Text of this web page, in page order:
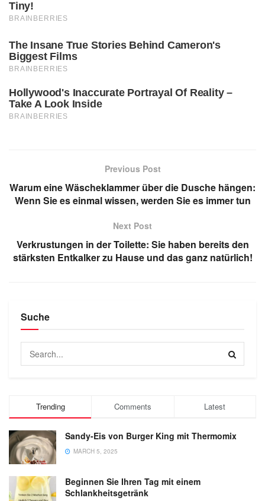
Previous Post
Warum eine Wäscheklammer über die Dusche hängen:
Wenn Sie es einmal wissen, werden Sie es immer tun
Next Post
Verkrustungen in der Toilette: Sie haben bereits den
stärksten Entkalker zu Hause und das ganz natürlich!
Suche
Trending Comments Latest
Sandy-Eis von Burger King mit Thermomix
MARCH 5, 2025
Beginnen Sie Ihren Tag mit einem
Schlankheitsgetränk